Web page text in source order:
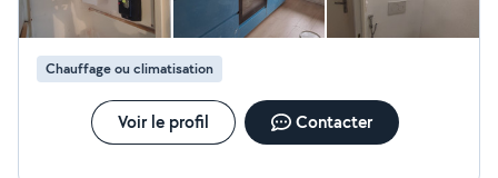
Chauffage ou climatisation
Voir le profil Contacter